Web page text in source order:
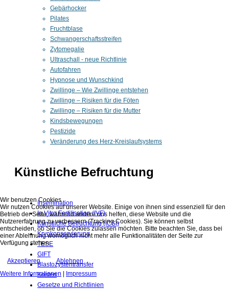
Gebärhocker
Pilates
Fruchtblase
Schwangerschaftsstreifen
Zytomegalie
Ultraschall - neue Richtlinie
Autofahren
Hypnose und Wunschkind
Zwillinge – Wie Zwillinge entstehen
Zwillinge – Risiken für die Föten
Zwillinge – Risiken für die Mutter
Kindsbewegungen
Pestizide
Veränderung des Herz-Kreislaufsystems
Künstliche Befruchtung
Insemination
In Vitro Fertilisation (IVF)
Künstliche Befruchtung (ICSI)
Kryokonservierung
TESE
GIFT
Blastozystentransfer
Kosten
Gesetze und Richtlinien
Wir benutzen Cookies
Wir nutzen Cookies auf unserer Website. Einige von ihnen sind essenziell für den
Betrieb der Seite, während andere uns helfen, diese Website und die
Nutzererfahrung zu verbessern (Tracking Cookies). Sie können selbst
entscheiden, ob Sie die Cookies zulassen möchten. Bitte beachten Sie, dass bei
einer Ablehnung womöglich nicht mehr alle Funktionalitäten der Seite zur
Verfügung stehen.
Akzeptieren
Ablehnen
Weitere Informationen
Impressum